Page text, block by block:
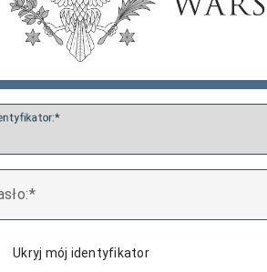
Ukryj mój identyfikator